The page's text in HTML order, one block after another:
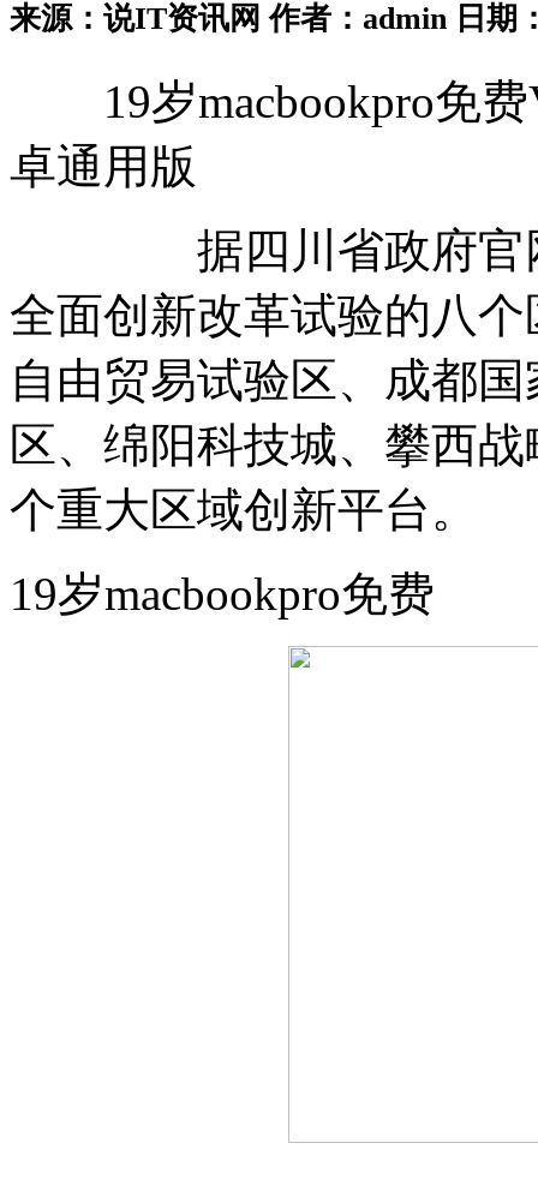
来源：说IT资讯网 作者：admin 日期
19岁macbookpro免费
卓通用版
据四川省政府官网
全面创新改革试验的八
自由贸易试验区、成都
区、绵阳科技城、攀西
个重大区域创新平台。
19岁macbookpro免